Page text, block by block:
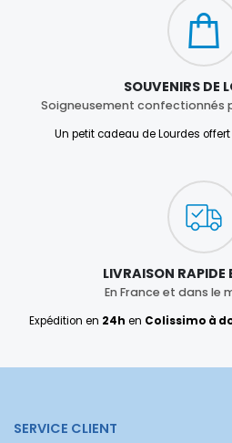
SOUVENIRS DE
Soigneusement confectionnés
Un petit cadeau de Lourdes
LIVRAISON RAPIDE
En France et dans le
Expédition en 24h en Colissimo à
SERVICE CLIENT